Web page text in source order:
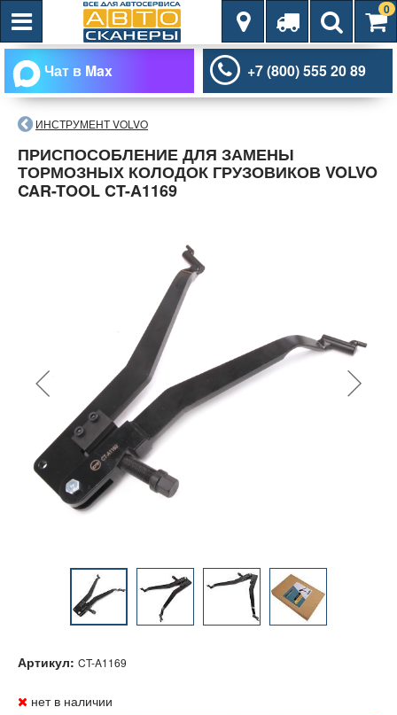
0
Чат в Max +7 (800) 555 20 89
ИНСТРУМЕНТ VOLVO
ПРИСПОСОБЛЕНИЕ ДЛЯ ЗАМЕНЫ
ТОРМОЗНЫХ КОЛОДОК ГРУЗОВИКОВ VOLVO
CAR-TOOL CT-A1169
Артикул: CT-A1169
нет в наличии